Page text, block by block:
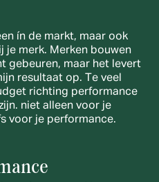
ín de markt, maar ook
je merk. Merken bouwen
gebeuren, maar het levert
resultaat op. Te veel
richting performance
niet alleen voor je
voor je performance.